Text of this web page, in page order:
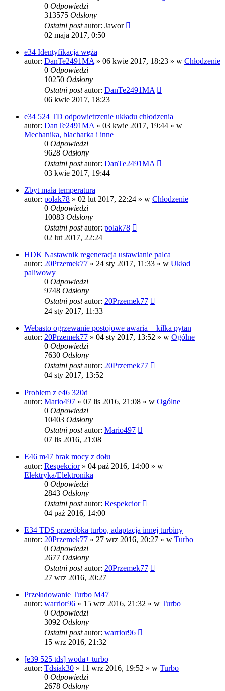
0 Odpowiedzi
313575 Odsłony
Ostatni postautor: Jawor
02 maja 2017, 0:50
e34 Identyfikacja węża
autor: DanTe2491MA » 06 kwie 2017, 18:23 » w Chłodzenie
0 Odpowiedzi
10250 Odsłony
Ostatni postautor: DanTe2491MA
06 kwie 2017, 18:23
e34 524 TD odpowietrzenie układu chłodzenia
autor: DanTe2491MA » 03 kwie 2017, 19:44 » w
Mechanika, blacharka i inne
0 Odpowiedzi
9628 Odsłony
Ostatni postautor: DanTe2491MA
03 kwie 2017, 19:44
Zbyt mała temperatura
autor: polak78 » 02 lut 2017, 22:24 » w Chłodzenie
0 Odpowiedzi
10083 Odsłony
Ostatni postautor: polak78
02 lut 2017, 22:24
HDK Nastawnik regeneracja ustawianie palca
autor: 20Przemek77 » 24 sty 2017, 11:33 » w Układ
paliwowy
0 Odpowiedzi
9748 Odsłony
Ostatni postautor: 20Przemek77
24 sty 2017, 11:33
Webasto ogrzewanie postojowe awaria + kilka pytan
autor: 20Przemek77 » 04 sty 2017, 13:52 » w Ogólne
0 Odpowiedzi
7630 Odsłony
Ostatni postautor: 20Przemek77
04 sty 2017, 13:52
Problem z e46 320d
autor: Mario497 » 07 lis 2016, 21:08 » w Ogólne
0 Odpowiedzi
10403 Odsłony
Ostatni postautor: Mario497
07 lis 2016, 21:08
E46 m47 brak mocy z dołu
autor: Respekcior» 04 paź 2016, 14:00 » w
Elektryka/Elektronika
0 Odpowiedzi
2843 Odsłony
Ostatni postautor: Respekcior
04 paź 2016, 14:00
E34 TDS przeróbka turbo, adaptacja innej turbiny
autor: 20Przemek77 » 27 wrz 2016, 20:27 » w Turbo
0 Odpowiedzi
2677 Odsłony
Ostatni postautor: 20Przemek77
27 wrz 2016, 20:27
Przeładowanie Turbo M47
autor: warrior96 » 15 wrz 2016, 21:32 » w Turbo
0 Odpowiedzi
3092 Odsłony
Ostatni postautor: warrior96
15 wrz 2016, 21:32
[e39 525 tds] woda+ turbo
autor: Tdsiak30 » 11 wrz 2016, 19:52 » w Turbo
0 Odpowiedzi
2678 Odsłony